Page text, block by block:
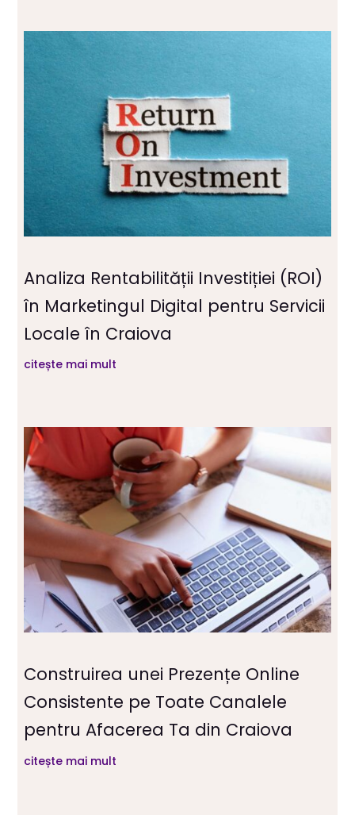
Analiza Rentabilității Investiției (ROI)
în Marketingul Digital pentru Servicii
Locale în Craiova
citește mai mult
Construirea unei Prezențe Online
Consistente pe Toate Canalele
pentru Afacerea Ta din Craiova
citește mai mult